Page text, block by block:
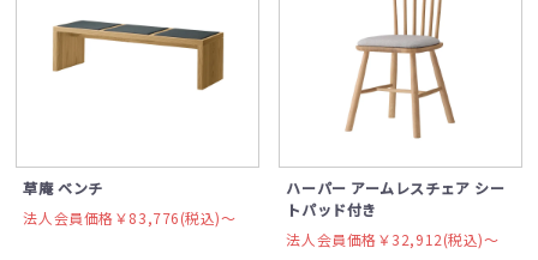
草庵 ベンチ
法人会員価格￥83,776(税込)〜
ハーパー アームレスチェア シー
トパッド付き
法人会員価格￥32,912(税込)〜